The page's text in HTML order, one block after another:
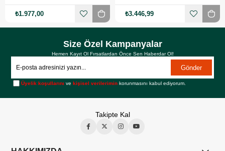
₺1.977,00 ₺3.446,99
Size Özel Kampanyalar
Hemen Kayıt Ol Fırsatlardan Önce Sen Haberdar Ol!
Gönder
Üyelik koşullarını vekişisel verilerimin korunmasını kabul ediyorum.
Takipte Kal